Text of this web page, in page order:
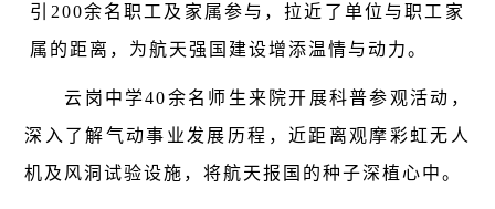
引200余名职工及家属参与，拉近了单位与职工家
属的距离，为航天强国建设增添温情与动力。
云岗中学40余名师生来院开展科普参观活动，
深入了解气动事业发展历程，近距离观摩彩虹无人
机及风洞试验设施，将航天报国的种子深植心中。